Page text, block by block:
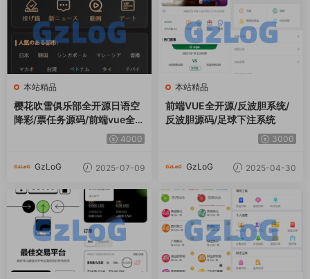
本站精品
樱花吹雪俱乐部全开源日语空
降彩/票任务源码/前端vue全开
4000
GzLoG 2025-07-09
本站精品
前端VUE全开源/反波胆系统/
反波胆源码/足球下注系统
3000
GzLoG 2025-04-30